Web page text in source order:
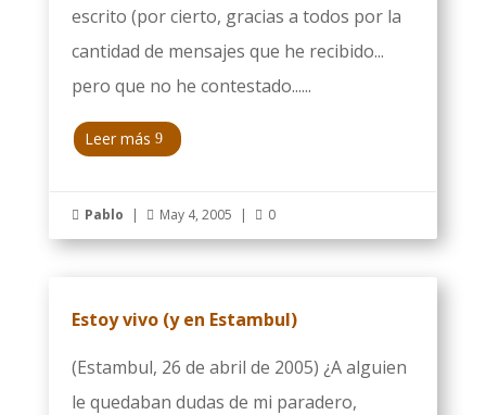
escrito (por cierto, gracias a todos por la
cantidad de mensajes que he recibido...
pero que no he contestado......
Leer más
 Pablo |  May 4, 2005 |  0
Estoy vivo (y en Estambul)
(Estambul, 26 de abril de 2005) ¿A alguien
le quedaban dudas de mi paradero,